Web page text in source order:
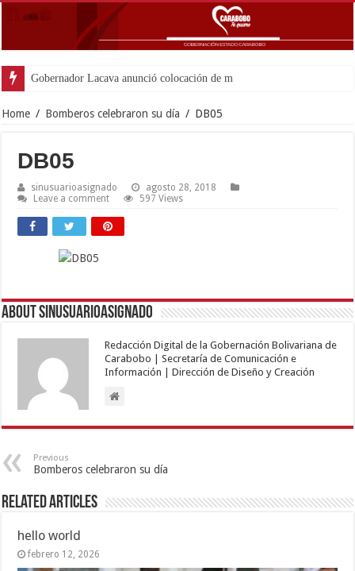
Gobernador Lacava anunció colocación de más de mil 500
Home / Bomberos celebraron su día / DB05
DB05
sinusuarioasignado
agosto 28, 2018
Leave a comment
597 Views
About sinusuarioasignado
Redacción Digital de la Gobernación Bolivariana de
Carabobo | Secretaría de Comunicación e
Información | Dirección de Diseño y Creación
Previous
Bomberos celebraron su día
Related Articles
hello world
febrero 12, 2026